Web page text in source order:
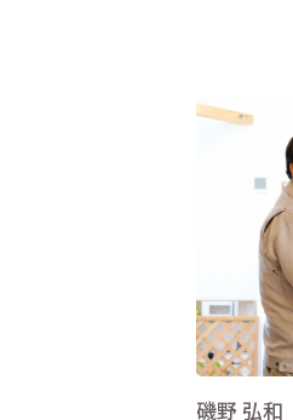
磯野 弘和